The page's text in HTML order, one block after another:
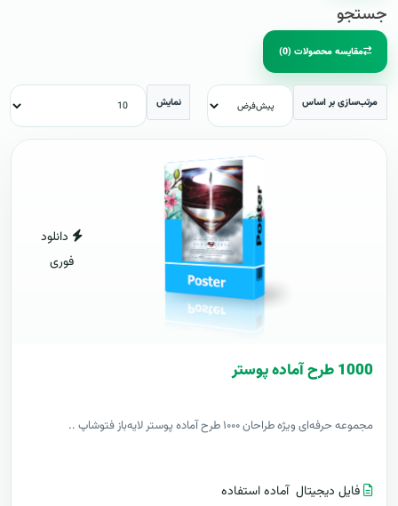
جستجو
مقایسه محصولات (0)
مرتب‌سازی بر اساس نمایش
دانلود
فوری
1000 طرح آماده پوستر
مجموعه حرفه‌ای ویژه طراحان ۱۰۰۰ طرح آماده پوستر لایه‌باز فتوشاپ ..
فایل دیجیتال آماده استفاده